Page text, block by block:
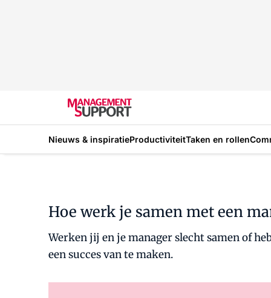
Nieuws & inspiratieProductiviteitTaken en rollen
Hoe werk je samen met een
Werken jij en je manager slecht samen of
een succes van te maken.